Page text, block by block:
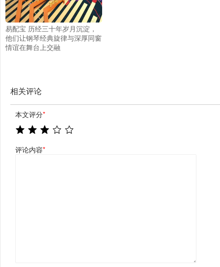
易配宝 历经三十年岁月沉淀，
他们让钢琴经典旋律与深厚同窗
情谊在舞台上交融
相关评论
本文评分*
评论内容*